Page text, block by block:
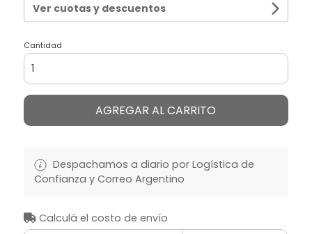
Ver cuotas y descuentos
Cantidad
AGREGAR AL CARRITO
Despachamos a diario por Logística de
Confianza y Correo Argentino
Calculá el costo de envío